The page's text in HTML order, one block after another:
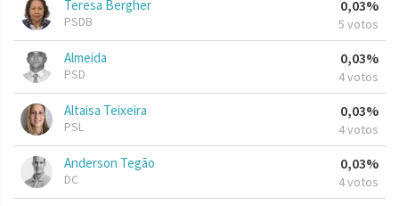
Teresa Bergher
PSDB
0,03%
5 votos
Almeida
PSD
0,03%
4 votos
Altaisa Teixeira
PSL
0,03%
4 votos
Anderson Tegão
DC
0,03%
4 votos